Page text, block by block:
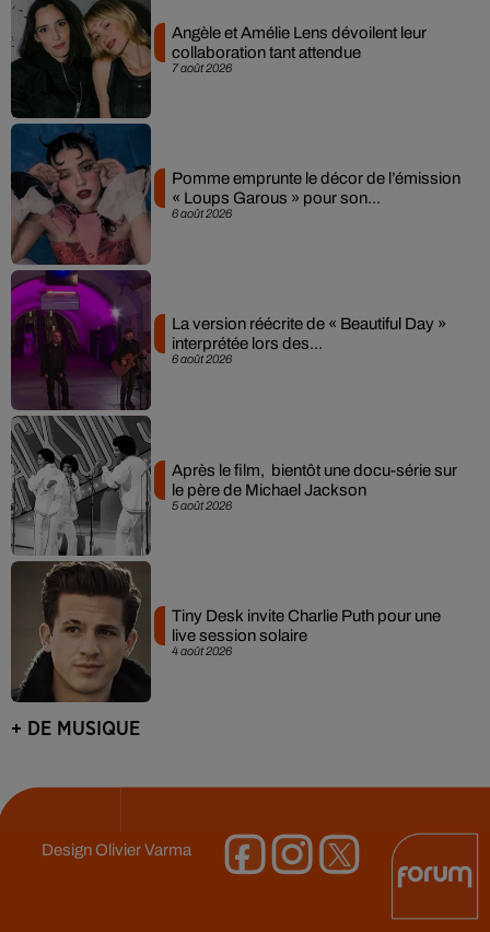
7 août 2026
Angèle et Amélie Lens dévoilent leur
collaboration tant attendue
6 août 2026
Pomme emprunte le décor de l’émission
« Loups Garous » pour son...
6 août 2026
La version réécrite de « Beautiful Day »
interprétée lors des...
5 août 2026
Après le film, bientôt une docu-série sur
le père de Michael Jackson
4 août 2026
Tiny Desk invite Charlie Puth pour une
live session solaire
+ DE MUSIQUE
DesignOlivier Varma